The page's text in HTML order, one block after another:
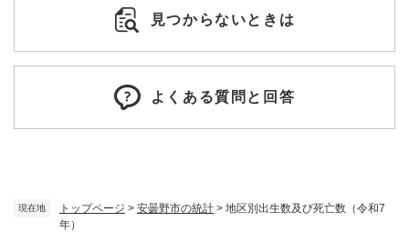
現在地 トップページ > 安曇野市の統計 > 地区別出生数及び死亡数（令和7
年）
見つからないときは
よくある質問と回答